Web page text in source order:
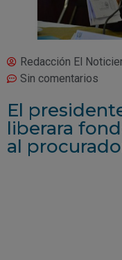
Redacción El
Sin comentarios
El
liberara
al